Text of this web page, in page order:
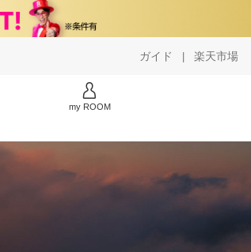
ガイド | 楽天市場
my ROOM